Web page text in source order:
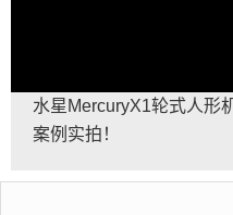
水星MercuryX1轮式人形
案例实拍！